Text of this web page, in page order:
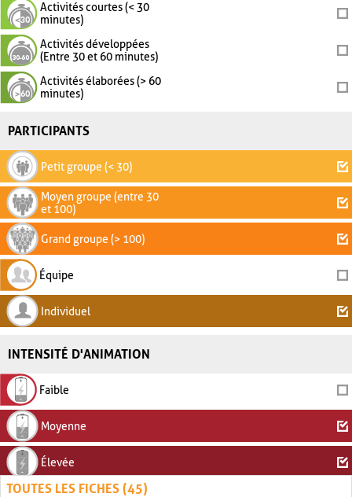
Activités courtes (< 30
minutes)
Activités développées
(Entre 30 et 60 minutes)
Activités élaborées (> 60
minutes)
PARTICIPANTS
Petit groupe (< 30)
Moyen groupe (entre 30
et 100)
Grand groupe (> 100)
Équipe
Individuel
INTENSITÉ D'ANIMATION
Faible
Moyenne
Élevée
TOUTES LES FICHES (45)